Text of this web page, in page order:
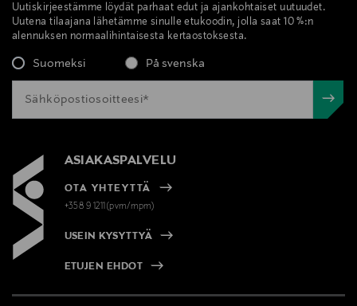
Uutiskirjeestämme löydät parhaat edut ja ajankohtaiset uutuudet.
Uutena tilaajana lähetämme sinulle etukoodin, jolla saat 10 %:n
alennuksen normaalihintaisesta kertaostoksesta.
Suomeksi På svenska
ASIAKASPALVELU
OTA YHTEYTTÄ
+358 9 1211(pvm/mpm)
USEIN KYSYTTYÄ
ETUJEN EHDOT